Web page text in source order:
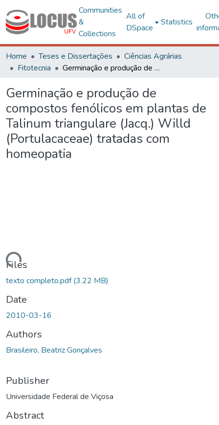
Communities
&
Collections
All of
DSpace
Statistics
Home Teses e Dissertações
Ciências Agrárias
Fitotecnia
Germinação e produção de compostos fenólicos em plantas de Talinum triangulare (Jacq.) Willd (Portulacaceae) tratadas com homeopatia
Germinação e produção de
compostos fenólicos em plantas de
Talinum triangulare (Jacq.) Willd
(Portulacaceae) tratadas com
homeopatia
Files
texto completo.pdf(3.22 MB)
Date
2010-03-16
Authors
Brasileiro, Beatriz Gonçalves
Publisher
Universidade Federal de Viçosa
Abstract